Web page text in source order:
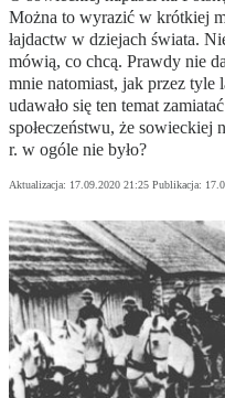
Można to wyrazić w krótkiej
łajdactw w dziejach świata.
mówią, co chcą. Prawdy nie
mnie natomiast, jak przez tyle
udawało się ten temat
społeczeństwu, że sowieckiej
r. w ogóle nie było?
Aktualizacja: 17.09.2020 21:25 Publikacja: